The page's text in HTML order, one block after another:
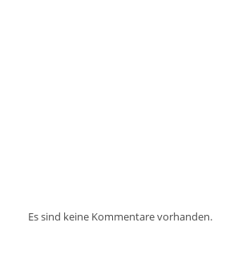
Es sind keine Kommentare vorhanden.